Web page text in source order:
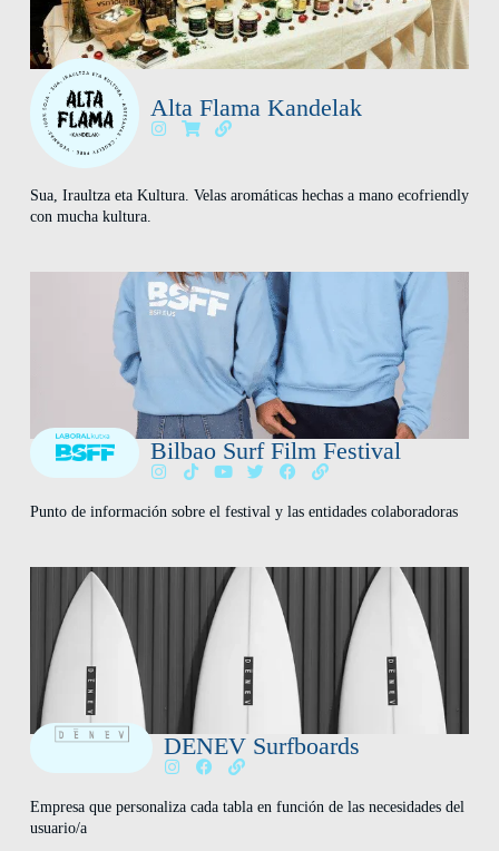
Alta Flama Kandelak
Sua, Iraultza eta Kultura. Velas aromáticas hechas a mano ecofriendly
con mucha kultura.
Bilbao Surf Film Festival
Punto de información sobre el festival y las entidades colaboradoras
DENEV Surfboards
Empresa que personaliza cada tabla en función de las necesidades del
usuario/a